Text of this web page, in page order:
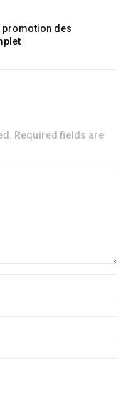
promotion des
Required fields are